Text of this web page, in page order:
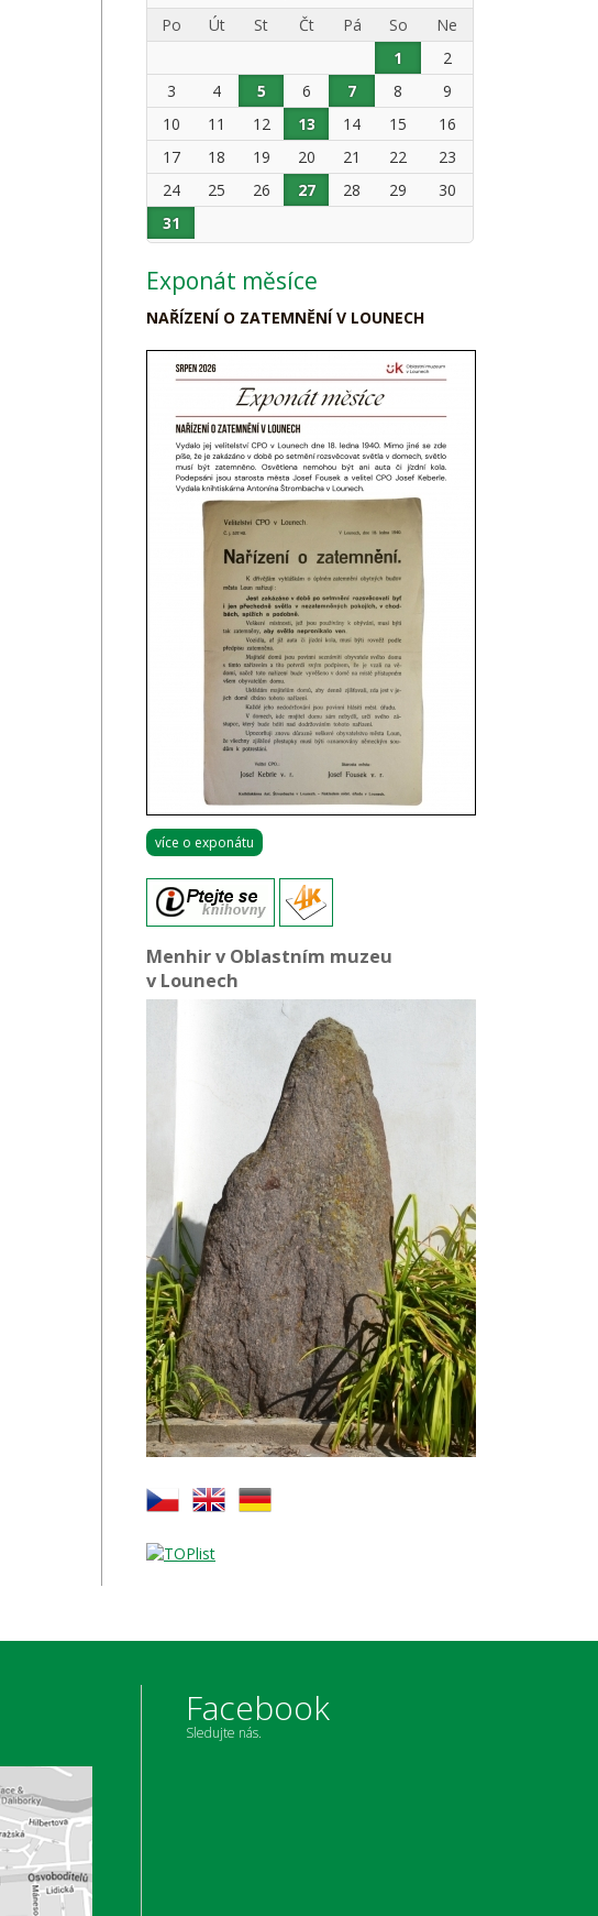
Po
Út St Čt Pá So
Ne
1
2
3
4 5 6 7 8
9
10
11 12 13 14 15
16
17
18 19 20 21 22
23
24
25 26 27 28 29
30
31
Exponát měsíce
NAŘÍZENÍ O ZATEMNĚNÍ V LOUNECH
více o exponátu
Menhir v Oblastním muzeu
v Lounech
Facebook
Sledujte nás.